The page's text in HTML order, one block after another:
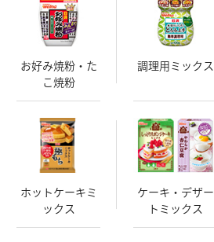
お好み焼粉・た
こ焼粉
調理用ミックス
ホットケーキミ
ックス
ケーキ・デザー
トミックス